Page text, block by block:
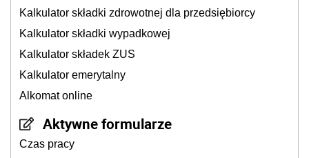
Kalkulator składki zdrowotnej dla przedsiębiorcy
Kalkulator składki wypadkowej
Kalkulator składek ZUS
Kalkulator emerytalny
Alkomat online
Aktywne formularze
Czas pracy